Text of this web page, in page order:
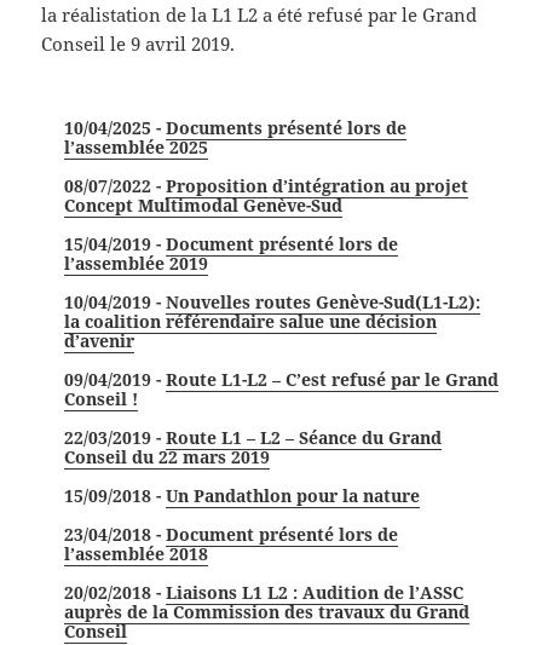
la réalistation de la L1 L2 a été refusé par le Grand
Conseil le 9 avril 2019.
10/04/2025 -Documents présenté lors de
l’assemblée 2025
08/07/2022 -Proposition d’intégration au projet
Concept Multimodal Genève-Sud
15/04/2019 -Document présenté lors de
l’assemblée 2019
10/04/2019 -Nouvelles routes Genève-Sud(L1-L2):
la coalition référendaire salue une décision
d’avenir
09/04/2019 -Route L1-L2 – C’est refusé par le Grand
Conseil !
22/03/2019 -Route L1 – L2 – Séance du Grand
Conseil du 22 mars 2019
15/09/2018 -Un Pandathlon pour la nature
23/04/2018 -Document présenté lors de
l’assemblée 2018
20/02/2018 -Liaisons L1 L2 : Audition de l’ASSC
auprès de la Commission des travaux du Grand
Conseil